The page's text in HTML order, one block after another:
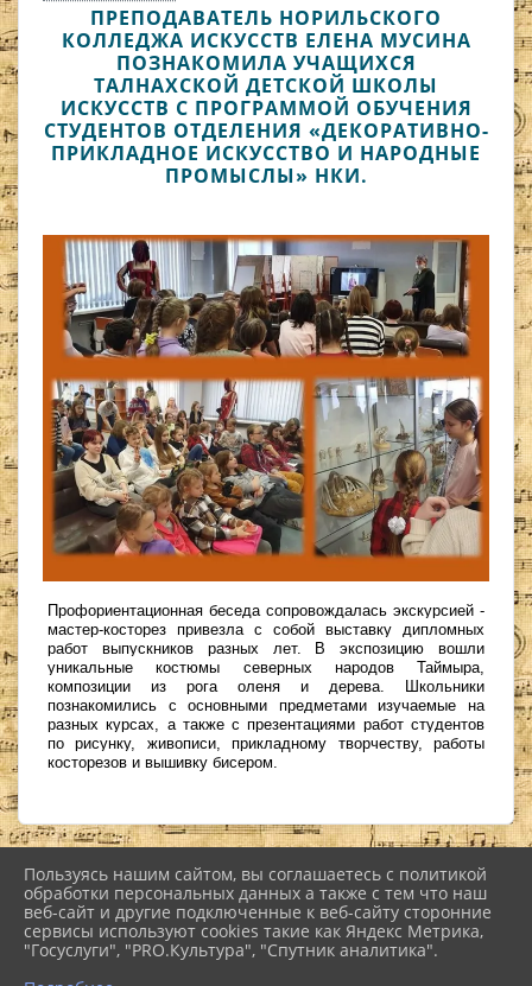
ПРЕПОДАВАТЕЛЬ НОРИЛЬСКОГО
КОЛЛЕДЖА ИСКУССТВ ЕЛЕНА МУСИНА
ПОЗНАКОМИЛА УЧАЩИХСЯ
ТАЛНАХСКОЙ ДЕТСКОЙ ШКОЛЫ
ИСКУССТВ С ПРОГРАММОЙ ОБУЧЕНИЯ
СТУДЕНТОВ ОТДЕЛЕНИЯ «ДЕКОРАТИВНО-
ПРИКЛАДНОЕ ИСКУССТВО И НАРОДНЫЕ
ПРОМЫСЛЫ» НКИ.
Профориентационная беседа сопровождалась экскурсией -
мастер-косторез привезла с собой выставку дипломных
работ выпускников разных лет. В экспозицию вошли
уникальные костюмы северных народов Таймыра,
композиции из рога оленя и дерева. Школьники
познакомились с основными предметами изучаемые на
разных курсах, а также с презентациями работ студентов
по рисунку, живописи, прикладному творчеству, работы
косторезов и вышивку бисером.
2026 г. nkiinfo.ru
Вход
Карта сайта
Политика обработки персональных данных
Пользуясь нашим сайтом, вы соглашаетесь с политикой
обработки персональных данных а также с тем что наш
веб-сайт и другие подключенные к веб-сайту сторонние
сервисы используют cookies такие как Яндекс Метрика,
"Госуслуги", "PRO.Культура", "Спутник аналитика".